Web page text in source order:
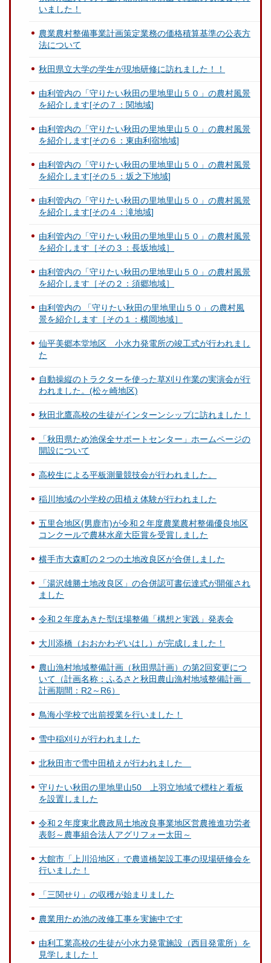
いました！
農業農村整備事業計画策定業務の価格積算基準の公表方
法について
秋田県立大学の学生が現地研修に訪れました！！
由利管内の「守りたい秋田の里地里山５０」の農村風景
を紹介します[その７：関地域]
由利管内の「守りたい秋田の里地里山５０」の農村風景
を紹介します[その６：東由利宿地域]
由利管内の「守りたい秋田の里地里山５０」の農村風景
を紹介します[その５：坂之下地域]
由利管内の「守りたい秋田の里地里山５０」の農村風景
を紹介します[その４：滝地域]
由利管内の「守りたい秋田の里地里山５０」の農村風景
を紹介します［その３：長坂地域］
由利管内の「守りたい秋田の里地里山５０」の農村風景
を紹介します［その２：須郷地域］
由利管内の 「守りたい秋田の里地里山５０」の農村風
景を紹介します［その１：横岡地域］
仙平美郷本堂地区 小水力発電所の竣工式が行われまし
た
自動操縦のトラクターを使った草刈り作業の実演会が行
われました。(松ヶ崎地区)
秋田北鷹高校の生徒がインターンシップに訪れました！
「秋田県ため池保全サポートセンター」ホームページの
開設について
高校生による平板測量競技会が行われました。
稲川地域の小学校の田植え体験が行われました
五里合地区(男鹿市)が令和２年度農業農村整備優良地区
コンクールで農林水産大臣賞を受賞しました
横手市大森町の２つの土地改良区が合併しました
「湯沢雄勝土地改良区」の合併認可書伝達式が開催され
ました
令和２年度あきた型ほ場整備「構想と実践」発表会
大川添橋（おおかわぞいはし）が完成しました！
農山漁村地域整備計画（秋田県計画）の第2回変更につ
いて（計画名称：ふるさと秋田農山漁村地域整備計画
計画期間：R2～R6）
鳥海小学校で出前授業を行いました！
雪中稲刈りが行われました
北秋田市で雪中田植えが行われました
守りたい秋田の里地里山50 上羽立地域で標柱と看板
を設置しました
令和２年度東北農政局土地改良事業地区営農推進功労者
表彰～農事組合法人アグリフォー太田～
大館市「上川沿地区」で農道橋架設工事の現場研修会を
行いました！
「三関せり」の収穫が始まりました
農業用ため池の改修工事を実施中です
由利工業高校の生徒が小水力発電施設（西目発電所）を
見学しました！